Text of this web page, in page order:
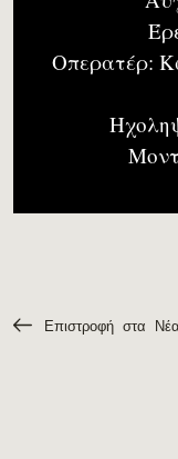
Οπερατέρ:
Επιστροφή στα